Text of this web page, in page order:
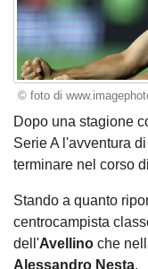
© foto di
Dopo una stagione
Serie A l'avventura di
terminare nel corso
Stando a quanto
centrocampista
dell'Avellino che
Alessandro Nesta.